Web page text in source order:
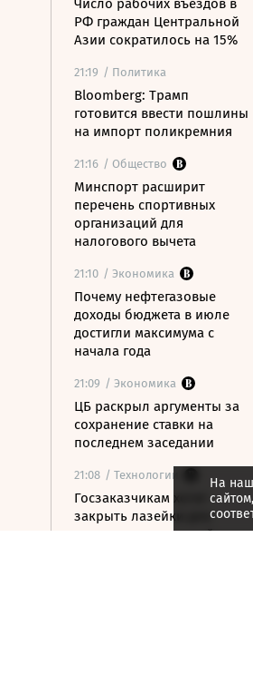
Число рабочих въездов в
РФ граждан Центральной
Азии сократилось на 15%
21:19 / Политика
Bloomberg: Трамп
готовится ввести пошлины
на импорт поликремния
21:16 / Общество
Минспорт расширит
перечень спортивных
организаций для
налогового вычета
21:10 / Экономика
Почему нефтегазовые
доходы бюджета в июле
достигли максимума с
начала года
21:09 / Экономика
ЦБ раскрыл аргументы за
сохранение ставки на
последнем заседании
21:08 / Технологии
Госзаказчикам хотят
закрыть лазейки для
закупок иностранной
На